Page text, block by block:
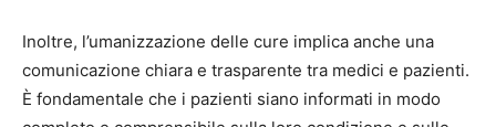
Inoltre, l’umanizzazione delle cure implica anche una
comunicazione chiara e trasparente tra medici e pazienti.
È fondamentale che i pazienti siano informati in modo